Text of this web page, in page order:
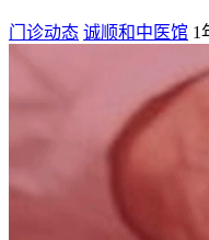
门诊动态 诚顺和中医馆 1